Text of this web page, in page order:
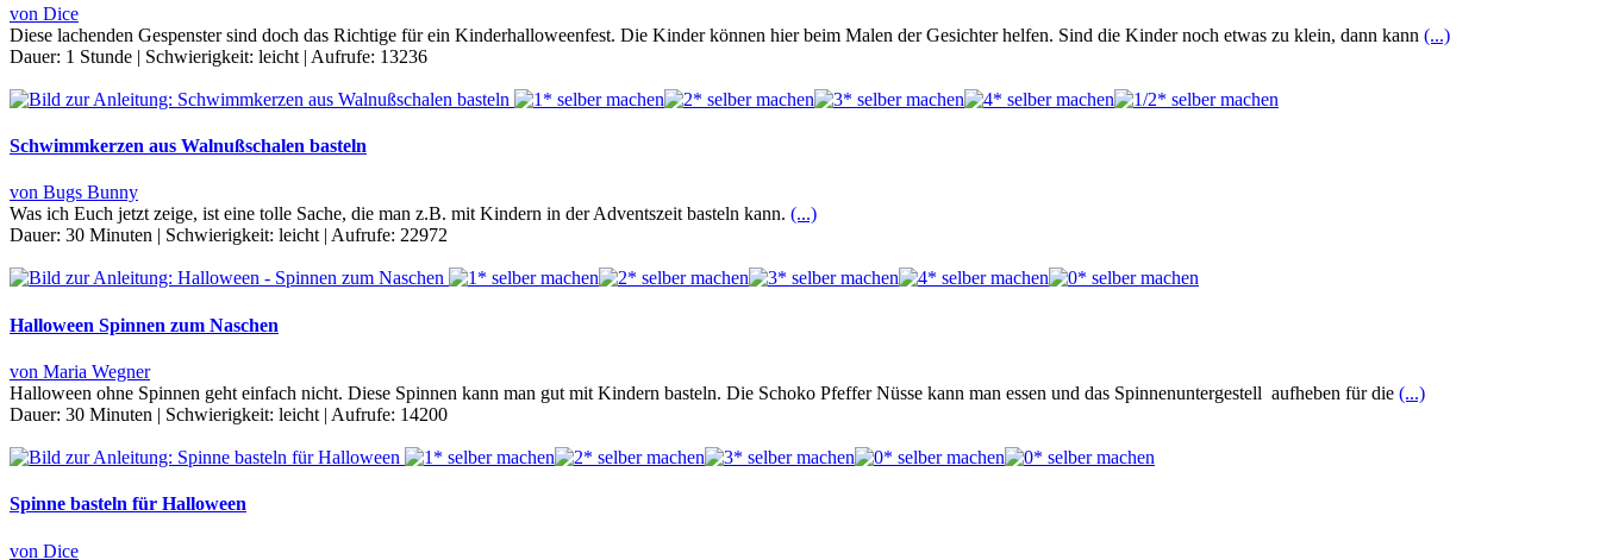
von Dice
Diese lachenden Gespenster sind doch das Richtige für ein Kinderhalloweenfest. Die Kinder können hier beim Malen der Gesichter helfen. Sind die Kinder noch etwas zu klein, dann kann (...)
Dauer: 1 Stunde | Schwierigkeit: leicht | Aufrufe: 13236
Schwimmkerzen aus Walnußschalen basteln
von Bugs Bunny
Was ich Euch jetzt zeige, ist eine tolle Sache, die man z.B. mit Kindern in der Adventszeit basteln kann. (...)
Dauer: 30 Minuten Schwierigkeit: leicht Aufrufe: 22972
Halloween Spinnen zum Naschen
von Maria Wegner
Halloween ohne Spinnen geht einfach nicht. Diese Spinnen kann man gut mit Kindern basteln. Die Schoko Pfeffer Nüsse kann man essen und das Spinnenuntergestell aufheben für die (...)
Dauer: 30 Minuten | Schwierigkeit: leicht | Aufrufe: 14200
Spinne basteln für Halloween
von Dice